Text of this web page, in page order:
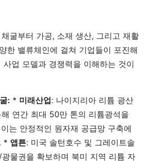
굴부터 가공, 소재 생산, 그리고 재활
한 밸류체인에 걸쳐 기업들이 포진해
사업 모델과 경쟁력을 이해하는 것이
: * 미래산업: 나이지리아 리튬 광산
연간 최대 50만 톤의 리튬광석을
는 안정적인 원자재 공급망 구축에
* 앱튼: 미국 솔턴호수 및 그레이트솔
물권을 확보하며 북미 지역 리튬 자